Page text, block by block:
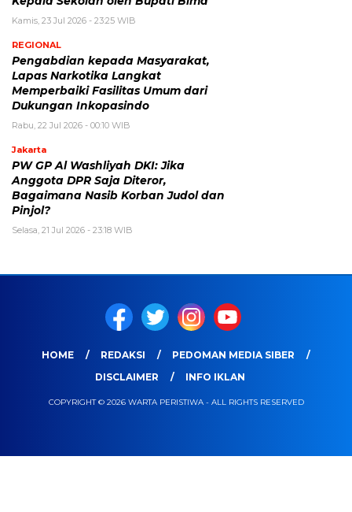
Kamis, 23 Jul 2026 - 23:25 WIB
REGIONAL
Pengabdian kepada Masyarakat,
Lapas Narkotika Langkat
Memperbaiki Fasilitas Umum dari
Dukungan Inkopasindo
Rabu, 22 Jul 2026 - 00:10 WIB
Jakarta
PW GP Al Washliyah DKI: Jika
Anggota DPR Saja Diteror,
Bagaimana Nasib Korban Judol dan
Pinjol?
Selasa, 21 Jul 2026 - 23:18 WIB
HOME REDAKSI
PEDOMAN MEDIA SIBER
DISCLAIMER
INFO IKLAN
COPYRIGHT © 2026 WARTA PERISTIWA - ALL RIGHTS RESERVED